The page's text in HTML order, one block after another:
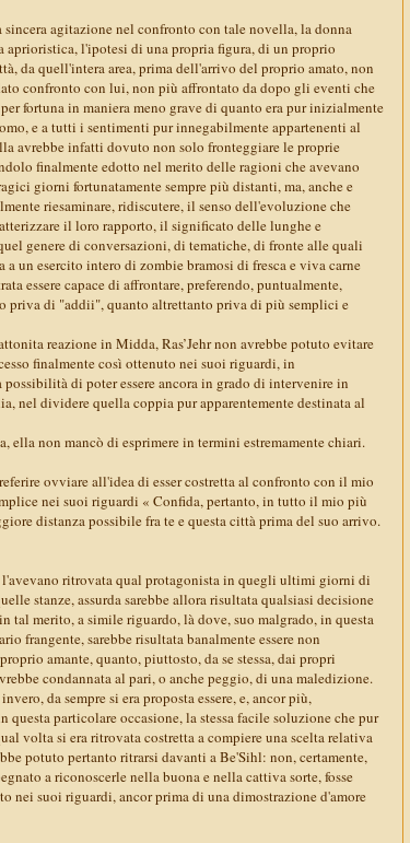
agitazione nel confronto con tale novella, la donna
aprioristica, l'ipotesi di una propria figura, di un proprio
da quell'intera area, prima dell'arrivo del proprio amato, non
confronto con lui, non più affrontato da dopo gli eventi che
fortuna in maniera meno grave di quanto era pur inizialmente
e a tutti i sentimenti pur innegabilmente appartenenti al
avrebbe infatti dovuto non solo fronteggiare le proprie
finalmente edotto nel merito delle ragioni che avevano
giorni fortunatamente sempre più distanti, ma, anche e
riesaminare, ridiscutere, il senso dell'evoluzione che
il loro rapporto, il significato delle lunghe e
genere di conversazioni, di tematiche, di fronte alle quali
un esercito intero di zombie bramosi di fresca e viva carne
essere capace di affrontare, preferendo, puntualmente,
priva di "addii", quanto altrettanto priva di più semplici e
reazione in Midda, Ras’Jehr non avrebbe potuto evitare
finalmente così ottenuto nei suoi riguardi, in
di poter essere ancora in grado di intervenire in
nel dividere quella coppia pur apparentemente destinata al
ella non mancò di esprimere in termini estremamente chiari.
ovviare all'idea di esser costretta al confronto con il mio
nei suoi riguardi « Confida, pertanto, in tutto il mio più
distanza possibile fra te e questa città prima del suo arrivo.
l'avevano ritrovata qual protagonista in quegli ultimi giorni di
stanze, assurda sarebbe allora risultata qualsiasi decisione
tal merito, a simile riguardo, là dove, suo malgrado, in questa
frangente, sarebbe risultata banalmente essere non
amante, quanto, piuttosto, da se stessa, dai propri
condannata al pari, o anche peggio, di una maledizione.
da sempre si era proposta essere, e, ancor più,
questa particolare occasione, la stessa facile soluzione che pur
volta si era ritrovata costretta a compiere una scelta relativa
potuto pertanto ritrarsi davanti a Be'Sihl: non, certamente,
a riconoscerle nella buona e nella cattiva sorte, fosse
nei suoi riguardi, ancor prima di una dimostrazione d'amore